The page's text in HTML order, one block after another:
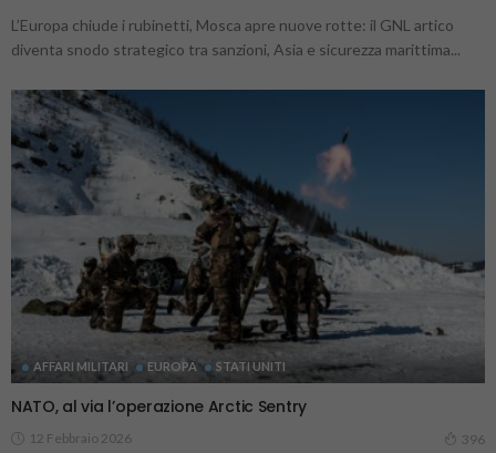
L’Europa chiude i rubinetti, Mosca apre nuove rotte: il GNL artico
diventa snodo strategico tra sanzioni, Asia e sicurezza marittima...
AFFARI MILITARI EUROPA STATI UNITI
NATO, al via l’operazione Arctic Sentry
12 Febbraio 2026 396